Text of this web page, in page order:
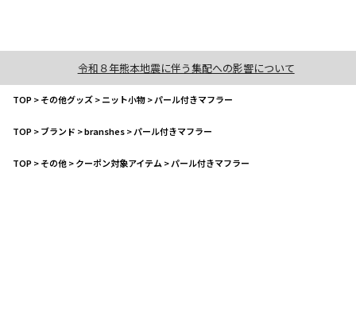
令和８年熊本地震に伴う集配への影響について
TOP>その他グッズ>ニット小物>パール付きマフラー
TOP>ブランド >branshes>パール付きマフラー
TOP>その他>クーポン対象アイテム >パール付きマフラー